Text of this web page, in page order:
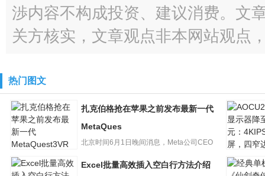
渉内容不构成投资、建议消费。文
关方核实，文章观点非本网站观点
热门图文
扎克伯格抢在苹
扎克伯格抢在苹果之前发布最新一代
MetaQues
北京时间6月1日晚间消息，Meta公司CEO
示器降至
Excel批量高效插入空白行方法介绍